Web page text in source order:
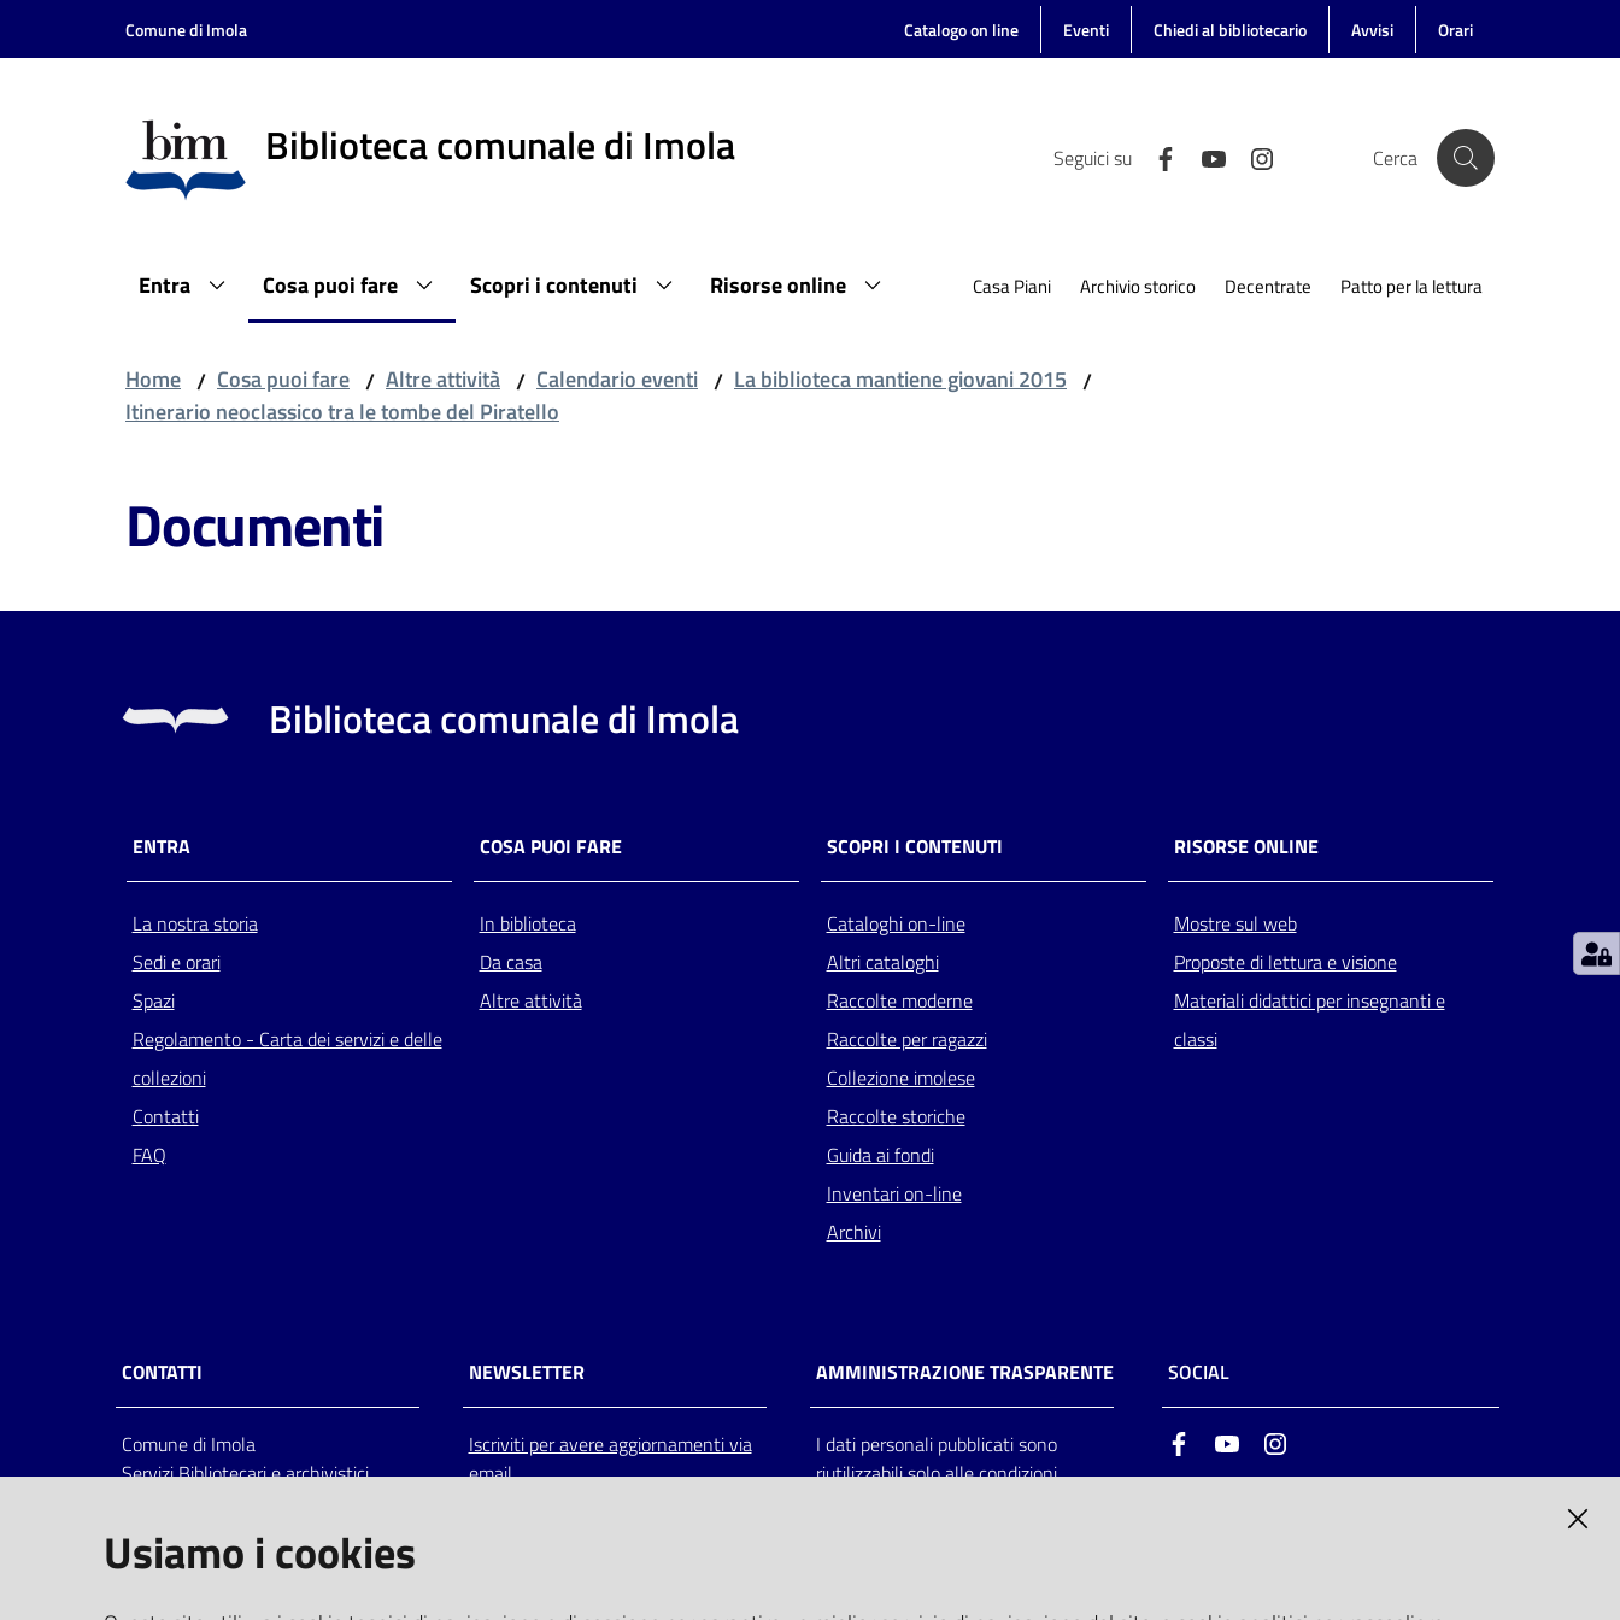
Vai al contenuto
Vai alla navigazione
Comune di Imola Catalogo on line Eventi Chiedi al bibliotecario Avvisi Orari
Biblioteca comunale di Imola Seguici su Cerca
Entra Cosa puoi fare Scopri i contenuti Risorse online Casa Piani Archivio storico Decentrate Patto per la lettura
Home / Cosa puoi fare / Altre attività / Calendario eventi / La biblioteca mantiene giovani 2015 /
Itinerario neoclassico tra le tombe del Piratello
Documenti
Biblioteca comunale di Imola
ENTRA
La nostra storia
Sedi e orari
Spazi
Regolamento - Carta dei servizi e delle
collezioni
Contatti
FAQ
COSA PUOI FARE
In biblioteca
Da casa
Altre attività
SCOPRI I CONTENUTI
Cataloghi on-line
Altri cataloghi
Raccolte moderne
Raccolte per ragazzi
Collezione imolese
Raccolte storiche
Guida ai fondi
Inventari on-line
Archivi
RISORSE ONLINE
Mostre sul web
Proposte di lettura e visione
Materiali didattici per insegnanti e
classi
CONTATTI
Comune di Imola
Servizi Bibliotecari e archivistici
Italia
centralino: tel 0542.6026.36 fax
NEWSLETTER
Iscriviti per avere aggiornamenti via
email
AMMINISTRAZIONE TRASPARENTE
I dati personali pubblicati sono
riutilizzabili solo alle condizioni
SOCIAL
FacebookYoutube
Usiamo i cookies